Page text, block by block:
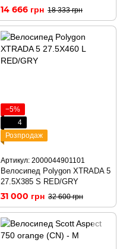
(1201128436) S/36см
14 666 грн 18 333 грн
−5%
4
Розпродаж
Артикул: 2000044901101
Велосипед Polygon XTRADA 5
27.5X385 S RED/GRY
31 000 грн 32 600 грн